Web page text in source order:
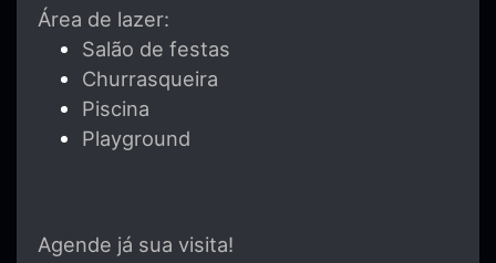
Área de lazer:
Salão de festas
Churrasqueira
Piscina
Playground
Agende já sua visita!